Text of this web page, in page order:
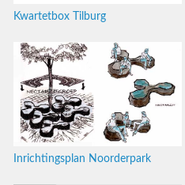
Kwartetbox Tilburg
Inrichtingsplan Noorderpark